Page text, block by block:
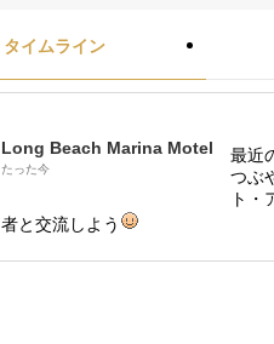
タイムライン
Long Beach Marina Motel
たった今
最近
つぶ
ト・
者と交流しよう